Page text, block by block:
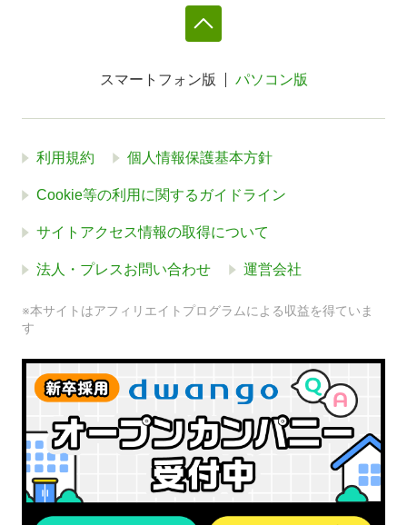
スマートフォン版 パソコン版
利用規約 個人情報保護基本方針
Cookie等の利用に関するガイドライン
サイトアクセス情報の取得について
法人・プレスお問い合わせ 運営会社
※本サイトはアフィリエイトプログラムによる収益を得ていま
す